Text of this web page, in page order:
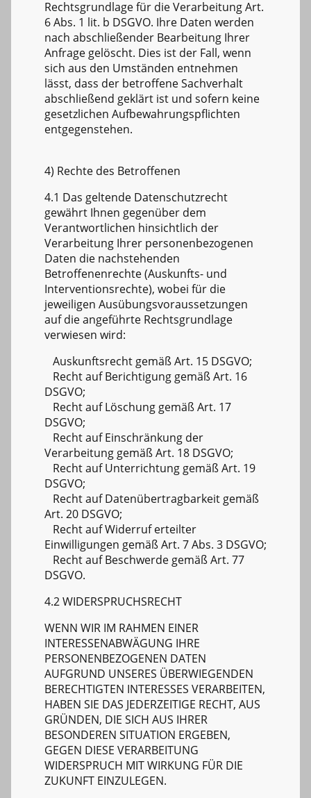
Rechtsgrundlage für die Verarbeitung Art.
6 Abs. 1 lit. b DSGVO. Ihre Daten werden
nach abschließender Bearbeitung Ihrer
Anfrage gelöscht. Dies ist der Fall, wenn
sich aus den Umständen entnehmen
lässt, dass der betroffene Sachverhalt
abschließend geklärt ist und sofern keine
gesetzlichen Aufbewahrungspflichten
entgegenstehen.
4) Rechte des Betroffenen
4.1 Das geltende Datenschutzrecht
gewährt Ihnen gegenüber dem
Verantwortlichen hinsichtlich der
Verarbeitung Ihrer personenbezogenen
Daten die nachstehenden
Betroffenenrechte (Auskunfts- und
Interventionsrechte), wobei für die
jeweiligen Ausübungsvoraussetzungen
auf die angeführte Rechtsgrundlage
verwiesen wird:
Auskunftsrecht gemäß Art. 15 DSGVO;
Recht auf Berichtigung gemäß Art. 16
DSGVO;
Recht auf Löschung gemäß Art. 17
DSGVO;
Recht auf Einschränkung der
Verarbeitung gemäß Art. 18 DSGVO;
Recht auf Unterrichtung gemäß Art. 19
DSGVO;
Recht auf Datenübertragbarkeit gemäß
Art. 20 DSGVO;
Recht auf Widerruf erteilter
Einwilligungen gemäß Art. 7 Abs. 3 DSGVO;
Recht auf Beschwerde gemäß Art. 77
DSGVO.
4.2 WIDERSPRUCHSRECHT
WENN WIR IM RAHMEN EINER
INTERESSENABWÄGUNG IHRE
PERSONENBEZOGENEN DATEN
AUFGRUND UNSERES ÜBERWIEGENDEN
BERECHTIGTEN INTERESSES VERARBEITEN,
HABEN SIE DAS JEDERZEITIGE RECHT, AUS
GRÜNDEN, DIE SICH AUS IHRER
BESONDEREN SITUATION ERGEBEN,
GEGEN DIESE VERARBEITUNG
WIDERSPRUCH MIT WIRKUNG FÜR DIE
ZUKUNFT EINZULEGEN.